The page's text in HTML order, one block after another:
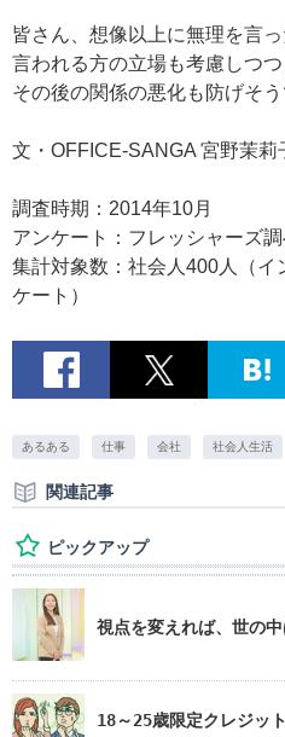
皆さん、想像以上に無理を言
言われる方の立場も考慮しつ
その後の関係の悪化も防げそう
文・OFFICE-SANGA 宮野茉莉
調査時期：2014年10月
アンケート：フレッシャーズ
集計対象数：社会人400人（イ
ケート）
あるある 仕事 会社 社会人生活
関連記事
ピックアップ
視点を変えれば、世の
18～25歳限定クレジッ